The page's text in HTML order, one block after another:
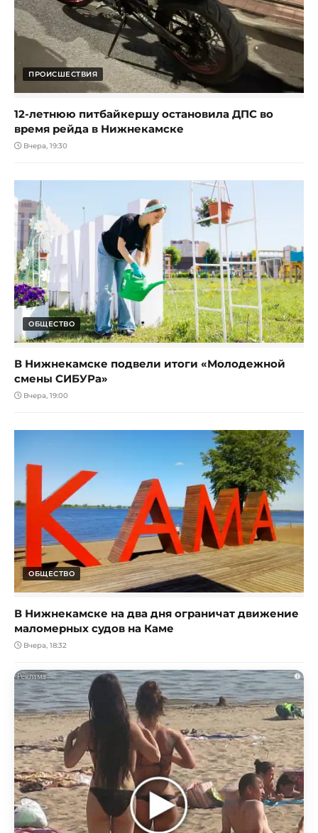
ПРОИСШЕСТВИЯ
12-летнюю питбайкершу остановила ДПС во
время рейда в Нижнекамске
Вчера, 19:30
ОБЩЕСТВО
В Нижнекамске подвели итоги «Молодежной
смены СИБУРа»
Вчера, 19:00
ОБЩЕСТВО
В Нижнекамске на два дня ограничат движение
маломерных судов на Каме
Вчера, 18:32
i